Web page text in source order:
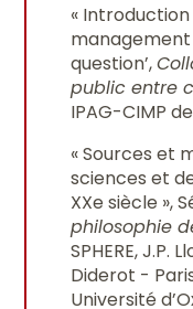
« Introduction
question’,
public entre
IPAG-CIMP
« Sources et
sciences et
XXe siècle »,
philosophie
SPHERE, J.P.
Diderot -
Université